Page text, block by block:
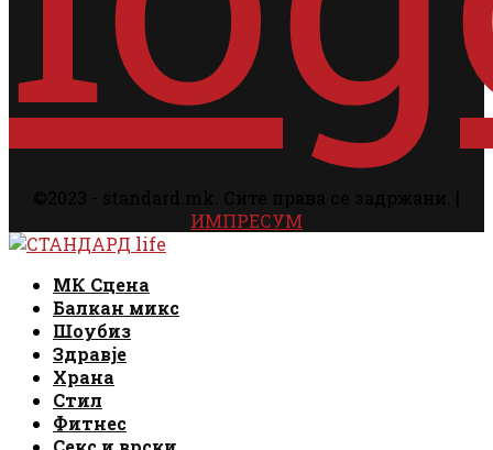
ИМПРЕСУМ
Facebook
Instagram
Email
Rss
МК Сцена
Балкан микс
Шоубиз
Здравје
Храна
Стил
Фитнес